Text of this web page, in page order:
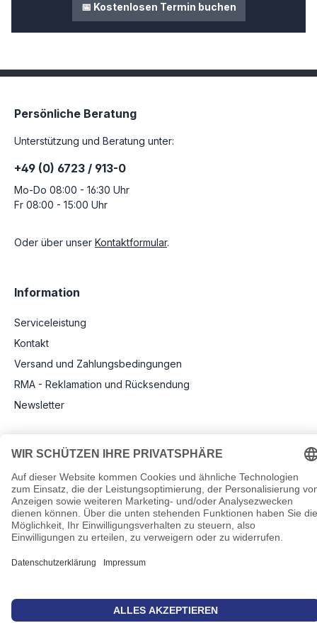
📅 Kostenlosen Termin buchen
Persönliche Beratung
Unterstützung und Beratung unter:
+49 (0) 6723 / 913-0
Mo-Do 08:00 - 16:30 Uhr
Fr 08:00 - 15:00 Uhr
Oder über unser Kontaktformular.
Information
Serviceleistung
Kontakt
Versand und Zahlungsbedingungen
RMA - Reklamation und Rücksendung
Newsletter
Rechtliche Angaben
Impressum
AGB
Datenschutz
Pflichtangaben nach Verordnung (EU) 2019/1782